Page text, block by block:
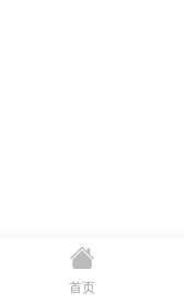
首页